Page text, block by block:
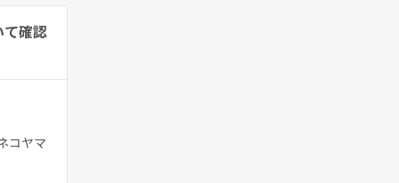
確認
コヤマ